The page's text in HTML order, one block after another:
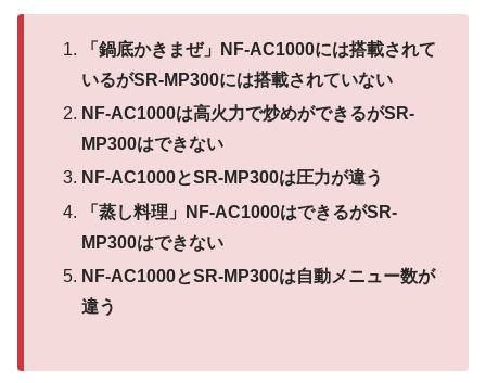
「鍋底かきまぜ」NF-AC1000には搭載されて
いるがSR-MP300には搭載されていない
NF-AC1000は高火力で炒めができるがSR-
MP300はできない
NF-AC1000とSR-MP300は圧力が違う
「蒸し料理」NF-AC1000はできるがSR-
MP300はできない
NF-AC1000とSR-MP300は自動メニュー数が
違う